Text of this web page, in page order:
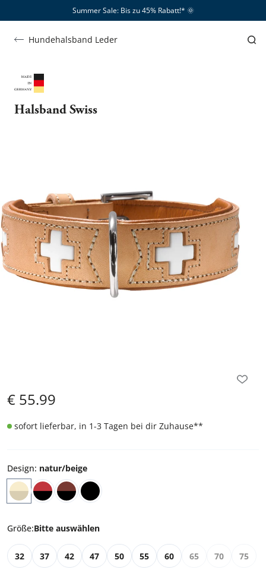
Summer Sale: Bis zu 45% Rabatt!*​ 🌞
Hundehalsband Leder
Halsband Swiss
€ 55.99
sofort lieferbar, in 1-3 Tagen bei dir Zuhause**
Design: natur/beige
Größe:Bitte auswählen
32 37 42 47 50 55 60 65 70 75